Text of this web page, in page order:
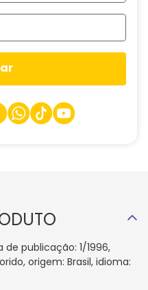
de publicação: 1/1996,
origem: Brasil, idioma: